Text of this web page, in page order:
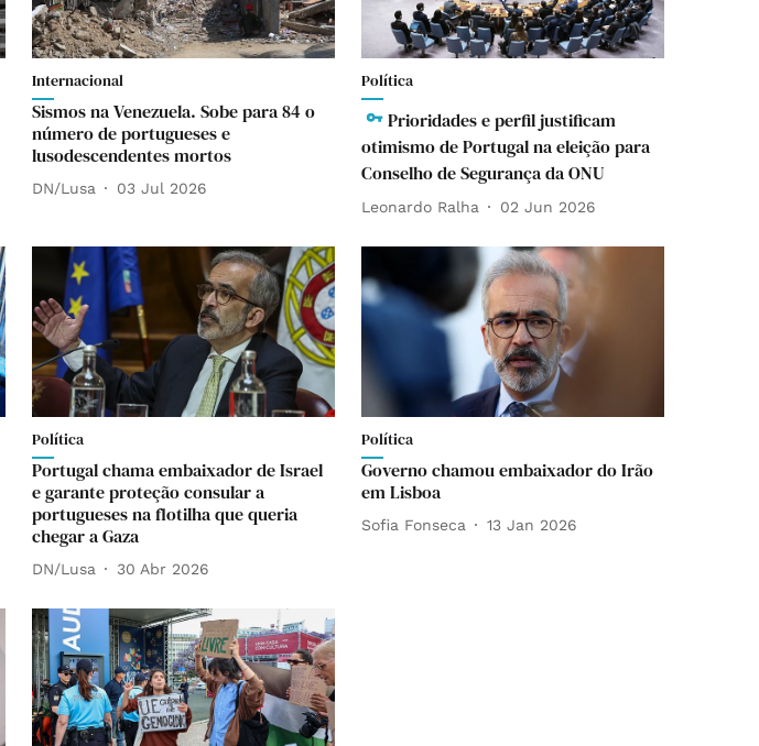
Internacional
Sismos na Venezuela. Sobe para 84 o
número de portugueses e
lusodescendentes mortos
DN/Lusa 03 Jul 2026
Política
Prioridades e perfil justificam
otimismo de Portugal na eleição para
Conselho de Segurança da ONU
Leonardo Ralha 02 Jun 2026
Política
Portugal chama embaixador de Israel
e garante proteção consular a
portugueses na flotilha que queria
chegar a Gaza
DN/Lusa 30 Abr 2026
Política
Governo chamou embaixador do Irão
em Lisboa
Sofia Fonseca 13 Jan 2026